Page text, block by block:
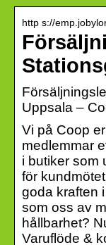
http s://
Uppsala –
Vi på Coop
medlemmar
i butiker som
för
goda kraften
som oss av
hållbarhet?
Varuflöde &